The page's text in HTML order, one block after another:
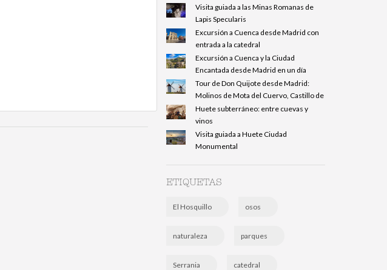
Visita guiada a las Minas Romanas de
Lapis Specularis
Excursión a Cuenca desde Madrid con
entrada a la catedral
Excursión a Cuenca y la Ciudad
Encantada desde Madrid en un día
Tour de Don Quijote desde Madrid:
Molinos de Mota del Cuervo, Castillo de
Huete subterráneo: entre cuevas y
vinos
Visita guiada a Huete Ciudad
Monumental
ETIQUETAS
El Hosquillo osos
naturaleza parques
Serrania catedral